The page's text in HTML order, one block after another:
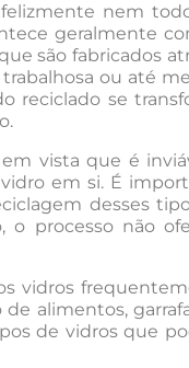
nem
geralmente
são fabricados
ou até
reciclado se
vista que é
em si. É
desses
o processo não
vidros
alimentos,
de vidros que